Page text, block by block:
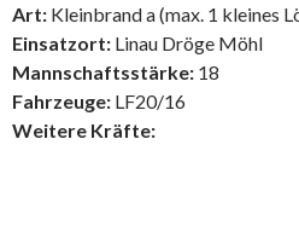
Art: Kleinbrand a (max. 1 kleines
Einsatzort: Linau Dröge Möhl
Mannschaftsstärke: 18
Fahrzeuge: LF20/16
Weitere Kräfte: